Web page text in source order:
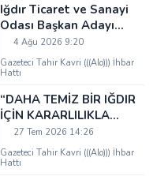
Iğdır Ticaret ve Sanayi
Odası Başkan Adayı
Uğur Artantaş'tan
Ticaret Odası'na Sert
Eleştiri: "Nakliyeci
4 Ağu 2026 9:20
Gazeteci Tahir Kavri (((Alo))) İhbar
Hattı
“DAHA TEMİZ BİR IĞDIR
İÇİN KARARLILIKLA
ÇALIŞIYORUZ”
27 Tem 2026 14:26
Gazeteci Tahir Kavri (((Alo))) İhbar
Hattı